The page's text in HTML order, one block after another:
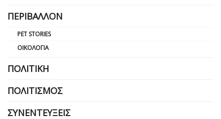
ΠΕΡΙΒΆΛΛΟΝ
PET STORIES
ΟΙΚΟΛΟΓΊΑ
ΠΟΛΙΤΙΚΉ
ΠΟΛΙΤΙΣΜΌΣ
ΣΥΝΕΝΤΕΎΞΕΙΣ